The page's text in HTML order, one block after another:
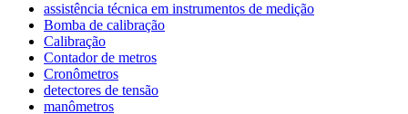
assistência técnica em instrumentos de medição
Bomba de calibração
Calibração
Contador de metros
Cronômetros
detectores de tensão
manômetros